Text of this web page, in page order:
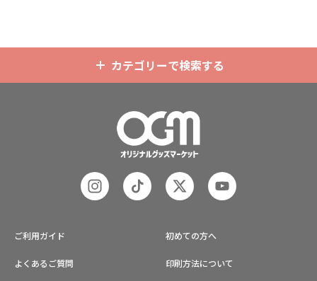
ど様々な業界に人気です。 短納期・カテゴリーで検索する
ご利用ガイド 初めての方へ
よくあるご質問 印刷方法について